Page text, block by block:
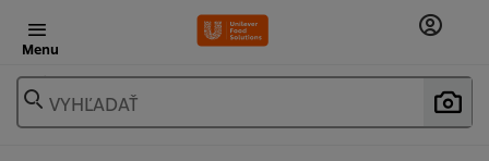
Menu
VYHĽADAŤ